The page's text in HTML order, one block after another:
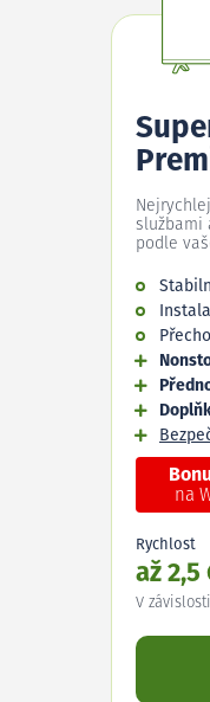
službami
podle
na
Rychlost
až
V